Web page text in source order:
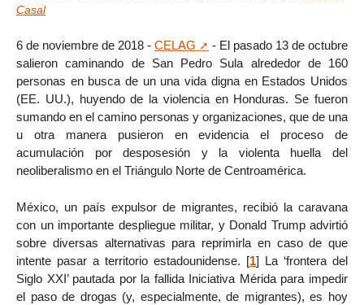
Casal
6 de noviembre de 2018 - CELAG
- El pasado 13 de octubre
salieron caminando de San Pedro Sula alrededor de 160
personas en busca de un una vida digna en Estados Unidos
(EE. UU.), huyendo de la violencia en Honduras. Se fueron
sumando en el camino personas y organizaciones, que de una
u otra manera pusieron en evidencia el proceso de
acumulación por desposesión y la violenta huella del
neoliberalismo en el Triángulo Norte de Centroamérica.
México, un país expulsor de migrantes, recibió la caravana
con un importante despliegue militar, y Donald Trump advirtió
sobre diversas alternativas para reprimirla en caso de que
intente pasar a territorio estadounidense. [1] La ‘frontera del
Siglo XXI’ pautada por la fallida Iniciativa Mérida para impedir
el paso de drogas (y, especialmente, de migrantes), es hoy